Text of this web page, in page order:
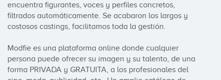
encuentra figurantes, voces y perfiles concretos,
filtrados automáticamente. Se acabaron los largos y
costosos castings, facilitamos toda la gestión.
Modfie es una plataforma online donde cualquier
persona puede ofrecer su imagen y su talento, de una
forma PRIVADA y GRATUITA, a los profesionales del